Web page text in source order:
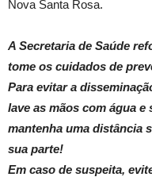
Nova Santa Rosa.
A Secretaria de Saúde
tome os cuidados de
Para evitar a
lave as mãos com água e
mantenha uma distância
sua parte!
Em caso de suspeita,